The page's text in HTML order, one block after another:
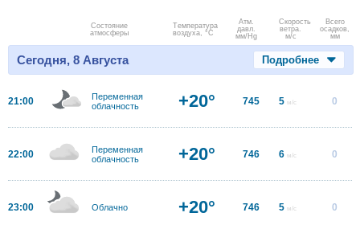
Состояние
атмосферы
Температура
воздуха, °C
Атм.
давл.
мм/Hg
Скорость
ветра.
м/с
Всего
осадков,
мм
Сегодня, 8 Августа Подробнее
21:00
Переменная
облачность
+20° 745 5 м/с 0
22:00
Переменная
облачность
+20° 746 6 м/с 0
23:00 Облачно +20° 746 5 м/с 0